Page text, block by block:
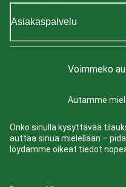
Asiakaspalvelu
Voimmeko
Autamme
Onko sinulla kysyttävää
auttaa sinua mielellään –
löydämme oikeat tiedot